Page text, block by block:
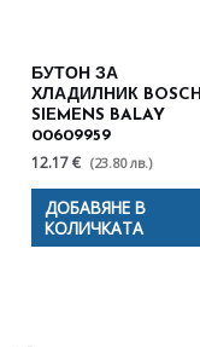
БУТОН ЗА
ХЛАДИЛНИК BOSCH
SIEMENS BALAY
00609959
12.17 € (23.80 лв.)
ДОБАВЯНЕ В
КОЛИЧКАТА